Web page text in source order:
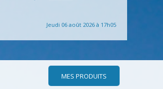
Jeudi 06 août 2026 à 17h05
MES PRODUITS